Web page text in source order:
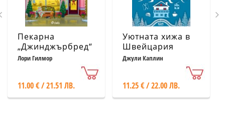
Пекарна
„Джинджърбред“
(с цветни
Лори Гилмор
11.00 € / 21.51 ЛВ.
Уютната хижа в
Швейцария
Джули Каплин
11.25 € / 22.00 ЛВ.